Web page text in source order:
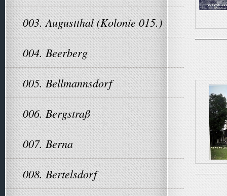
003. Augustthal (Kolonie 015.)
004. Beerberg
005. Bellmannsdorf
006. Bergstraß
007. Berna
008. Bertelsdorf